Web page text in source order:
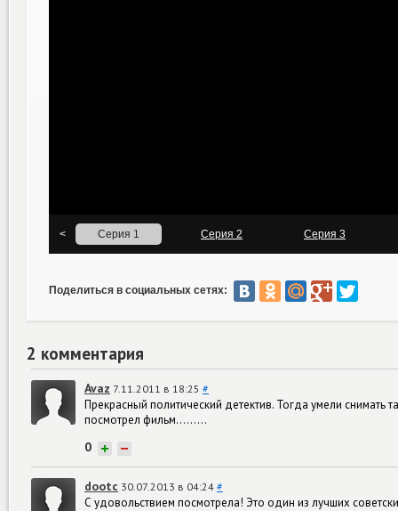
Поделиться в социальных сетях:
2 комментария
Avaz 7.11.2011 в 18:25 #
Прекрасный политический детектив. Тогда умели
посмотрел фильм.........
0 + −
dootc 30.07.2013 в 04:24 #
С удовольствием посмотрела! Это один из лучших